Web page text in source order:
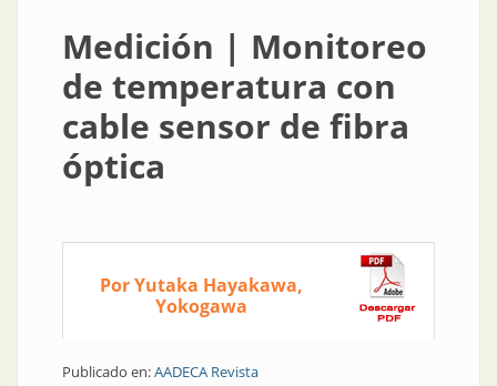
Medición | Monitoreo
de temperatura con
cable sensor de fibra
óptica
Por Yutaka Hayakawa,
Yokogawa
Publicado en:AADECA Revista